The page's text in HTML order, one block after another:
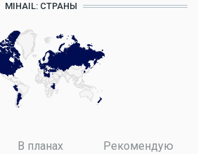
MIHAIL: СТРАНЫ
вкладка)
В планах Рекомендую